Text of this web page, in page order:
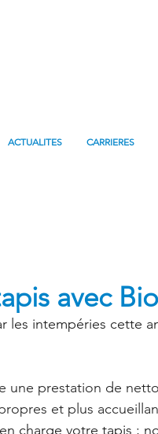
ACTUALITES CARRIERES
avec
les intempéries cette
une prestation de
et plus
charge votre tapis ;